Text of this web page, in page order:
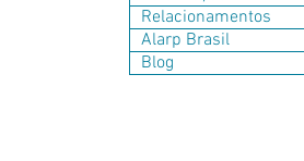
Relacionamentos
Alarp Brasil
Blog